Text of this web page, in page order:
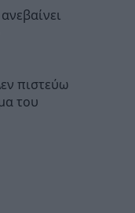
πιστεύω
του